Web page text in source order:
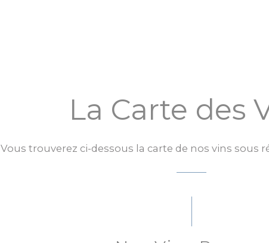
La Carte des
Vous trouverez ci-dessous la carte de nos vins sous